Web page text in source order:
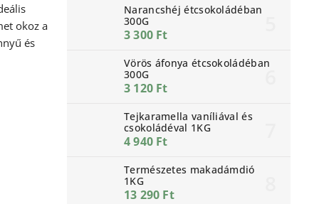
Narancshéj étcsokoládéban
300G
3 300 Ft
Vörös áfonya étcsokoládéban
300G
3 120 Ft
Tejkaramella vaníliával és
csokoládéval 1KG
4 940 Ft
Természetes makadámdió
1KG
13 290 Ft
okoz a
és